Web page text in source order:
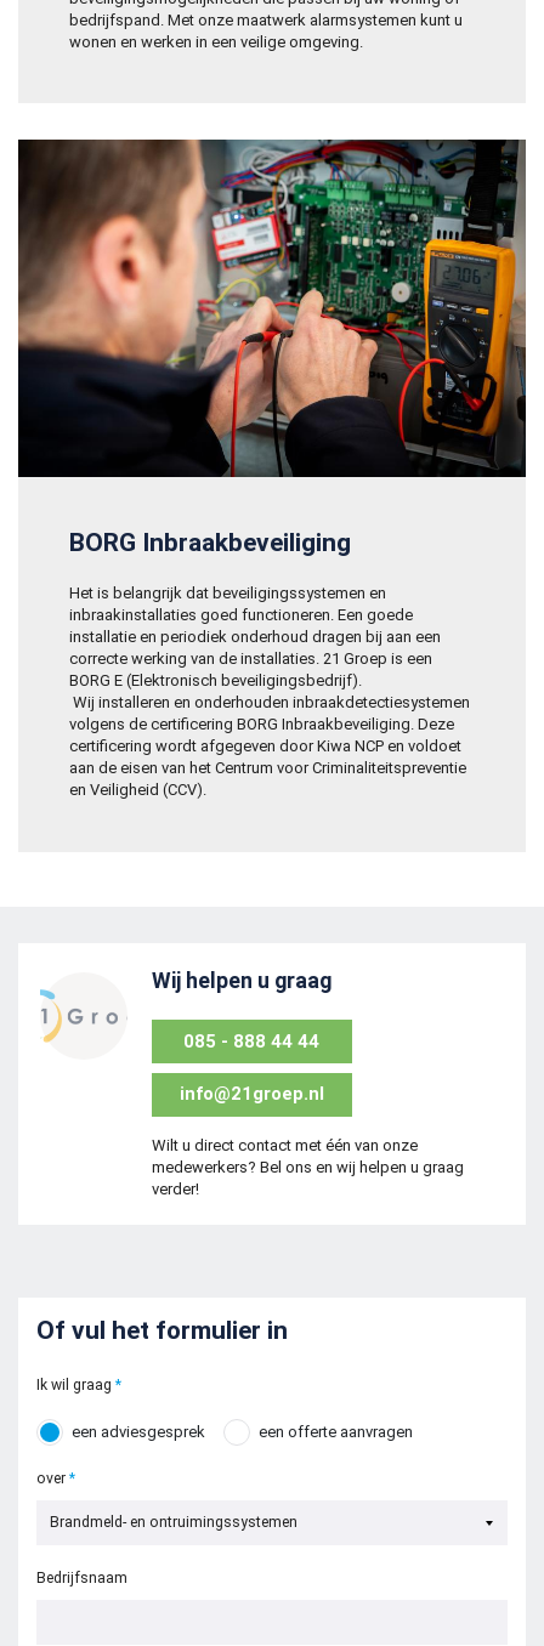
bedrijfspand. Met onze maatwerk alarmsystemen kunt u
wonen en werken in een veilige omgeving.
BORG Inbraakbeveiliging
Het is belangrijk dat beveiligingssystemen en
inbraakinstallaties goed functioneren. Een goede
installatie en periodiek onderhoud dragen bij aan een
correcte werking van de installaties. 21 Groep is een
BORG E (Elektronisch beveiligingsbedrijf).
Wij installeren en onderhouden inbraakdetectiesystemen
volgens de certificering BORG Inbraakbeveiliging. Deze
certificering wordt afgegeven door Kiwa NCP en voldoet
aan de eisen van het Centrum voor Criminaliteitspreventie
en Veiligheid (CCV).
Wij helpen u graag
085 - 888 44 44
info@21groep.nl
Wilt u direct contact met één van onze
medewerkers? Bel ons en wij helpen u graag
verder!
Of vul het formulier in
Ik wil graag
een adviesgesprek een offerte aanvragen
over
Bedrijfsnaam